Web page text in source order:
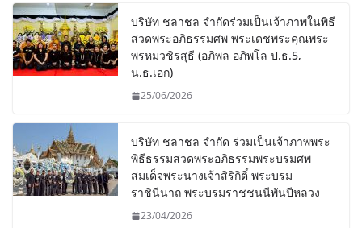
บริษัท ชลาชล จำกัดร่วมเป็นเจ้าภาพในพิธี
สวดพระอภิธรรมศพ พระเดชพระคุณพระ
พรหมวชิรสุธี (อภิพล อภิพโล ป.ธ.5,
น.ธ.เอก)
25/06/2026
บริษัท ชลาชล จำกัด ร่วมเป็นเจ้าภาพพระ
พิธีธรรมสวดพระอภิธรรมพระบรมศพ
สมเด็จพระนางเจ้าสิริกิติ์ พระบรม
ราชินีนาถ พระบรมราชชนนีพันปีหลวง
23/04/2026